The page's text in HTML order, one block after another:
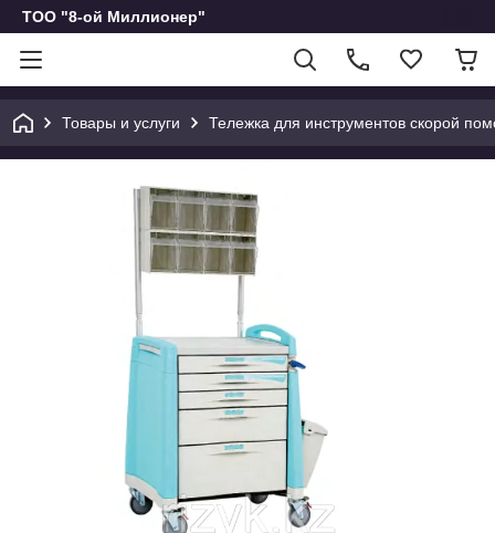
ТОО "8-ой Миллионер"
Товары и услуги Тележка для инструментов скорой